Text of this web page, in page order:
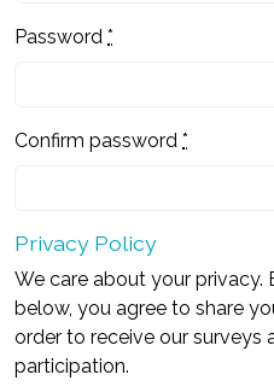
Password *
Confirm password *
Privacy Policy
We care about your privacy.
below, you agree to share
order to receive our surveys
participation.